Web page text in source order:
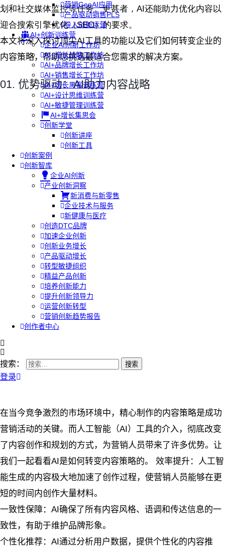
营销GenAI应用
产品驱动销售PLS
导入创新运营
AI+创新训练营
企业AI创新工作坊
AI+增长战略工作坊
AI+品牌增长工作坊
AI+销售增长工作坊
AI+增长黑客训练营
AI+设计思维训练营
AI+敏捷管理训练营
AI+增长集思会
创新学堂
创新讲座
创新工具
创新案例
创新智库
企业AI创新
产业创新洞察
新消费与新零售
企业技术与服务
新健康与医疗
创造DTC品牌
加速企业创新
创新业务增长
产品驱动增长
转型敏捷组织
精益产品创新
培养创新能力
提升创新领导力
运营创新转型
营销创新趋势报告
创作者中心
搜索：
登录
划和社交媒体监控等任务。更甚者，AI还能助力优化内容以
迎合搜索引擎优化（SEO）的要求。
本文将深入探讨顶尖AI工具的功能以及它们如何转变企业的
内容策略，帮助您挑选最适合您需求的解决方案。
01. 优势驱动：AI助力内容战略
在当今竞争激烈的市场环境中，精心制作的内容策略是成功
营销活动的关键。而人工智能（AI）工具的介入，彻底改变
了内容创作和规划的方式，为营销人员带来了许多优势。让
我们一起看看AI是如何转变内容策略的。
效率提升：人工智
能生成的内容极大地加速了创作过程，使营销人员能够在更
短的时间内创作大量材料。
一致性保障：AI确保了所有内容风格、语调和传达信息的一
致性，有助于维护品牌形象。
个性化推荐：AI通过分析用户数据，提供个性化的内容推